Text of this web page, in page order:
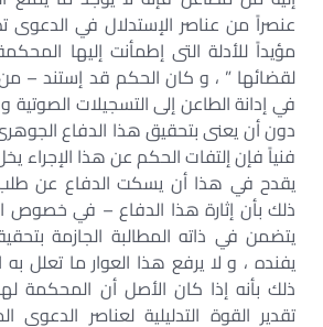
عنصراً من عناصر الإستدلال في الدعوى
مؤيداً للأدلة التى إطمأنت إليها
لقضائها ” ، و كان الحكم قد إستند – من
في إدانة الطاعن إلى التسجيلات الصوتية
دون أن يعنى بتحقيق هذا الدفاع
فنياً فإن إلتفات الحكم عن هذا الإجراء
يقدح في هذا أن يسكت الدفاع عن
ذلك بأن إثارة هذا الدفاع – في خصوص
يتضمن في ذاته المطالبة الجازمة
يفنده ، و لا يرفع هذا العوار ما تعلل
ذلك بأنه إذا كان الأصل أن المحكمة
تقدير القوة التدليلية لعناصر